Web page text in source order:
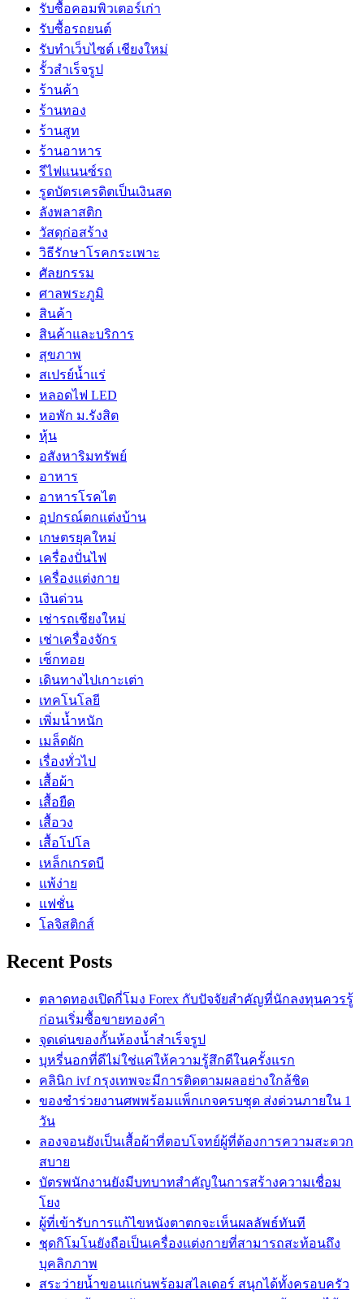
รับซื้อคอมพิวเตอร์เก่า
รับซื้อรถยนต์
รับทำเว็บไซต์ เชียงใหม่
รั้วสำเร็จรูป
ร้านค้า
ร้านทอง
ร้านสูท
ร้านอาหาร
รีไฟแนนซ์รถ
รูดบัตรเครดิตเป็นเงินสด
ลังพลาสติก
วัสดุก่อสร้าง
วิธีรักษาโรคกระเพาะ
ศัลยกรรม
ศาลพระภูมิ
สินค้า
สินค้าและบริการ
สุขภาพ
สเปรย์น้ำแร่
หลอดไฟ LED
หอพัก ม.รังสิต
หุ้น
อสังหาริมทรัพย์
อาหาร
อาหารโรคไต
อุปกรณ์ตกแต่งบ้าน
เกษตรยุคใหม่
เครื่องปั่นไฟ
เครื่องแต่งกาย
เงินด่วน
เช่ารถเชียงใหม่
เช่าเครื่องจักร
เซ็กทอย
เดินทางไปเกาะเต่า
เทคโนโลยี
เพิ่มน้ำหนัก
เมล็ดผัก
เรื่องทั่วไป
เสื้อผ้า
เสื้อยืด
เสื้อวง
เสื้อโปโล
เหล็กเกรดบี
แพ้ง่าย
แฟชั่น
โลจิสติกส์
Recent Posts
ตลาดทองเปิดกี่โมง Forex กับปัจจัยสำคัญที่นักลงทุนควรรู้
ก่อนเริ่มซื้อขายทองคำ
จุดเด่นของกั้นห้องน้ำสำเร็จรูป
บุหรี่นอกที่ดีไม่ใช่แค่ให้ความรู้สึกดีในครั้งแรก
คลินิก ivf กรุงเทพจะมีการติดตามผลอย่างใกล้ชิด
ของชำร่วยงานศพพร้อมแพ็กเกจครบชุด ส่งด่วนภายใน 1
วัน
ลองจอนยังเป็นเสื้อผ้าที่ตอบโจทย์ผู้ที่ต้องการความสะดวก
สบาย
บัตรพนักงานยังมีบทบาทสำคัญในการสร้างความเชื่อม
โยง
ผู้ที่เข้ารับการแก้ไขหนังตาตกจะเห็นผลลัพธ์ทันที
ชุดกิโมโนยังถือเป็นเครื่องแต่งกายที่สามารถสะท้อนถึง
บุคลิกภาพ
สระว่ายน้ำขอนแก่นพร้อมสไลเดอร์ สนุกได้ทั้งครอบครัว